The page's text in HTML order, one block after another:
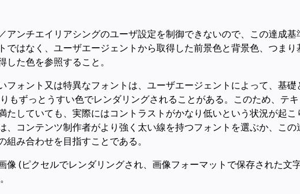
アンチエイリアシングのユーザ設定を制御できないので、この達成基
ではなく、ユーザエージェントから取得した前景色と背景色、つまり
した色を参照すること。
フォント又は特異なフォントは、ユーザエージェントによって、基礎
もずっとうすい色でレンダリングされることがある。このため、テキ
たしていても、実際にはコントラストがかなり低いという状況が起こ
、コンテンツ制作者がより強く太い線を持つフォントを選ぶか、この
組み合わせを目指すことである。
像 (ピクセルでレンダリングされ、画像フォーマットで保存された文